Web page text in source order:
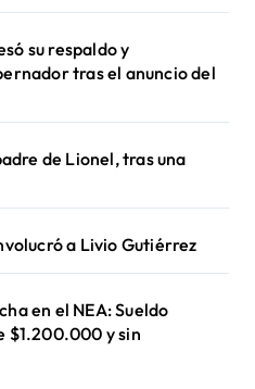
su respaldo y
tras el anuncio del
de Lionel, tras una
a Livio Gutiérrez
en el NEA: Sueldo
$1.200.000 y sin